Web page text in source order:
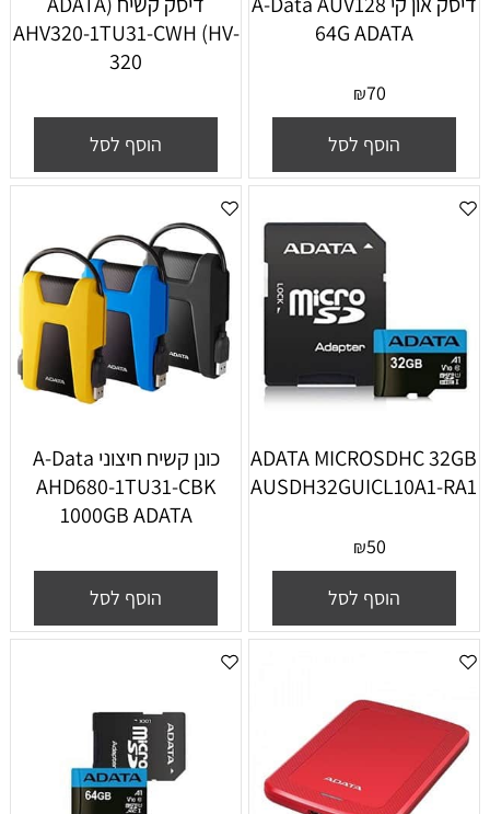
64G ADATA
₪70
הוסף לסל
AHV320-1TU31-CWH (HV-
320
הוסף לסל
ADATA MICROSDHC 32GB
AUSDH32GUICL10A1-RA1
₪50
הוסף לסל
‏כונן קשיח ‏חיצוני A-Data
AHD680-1TU31-CBK
1000GB ADATA
הוסף לסל